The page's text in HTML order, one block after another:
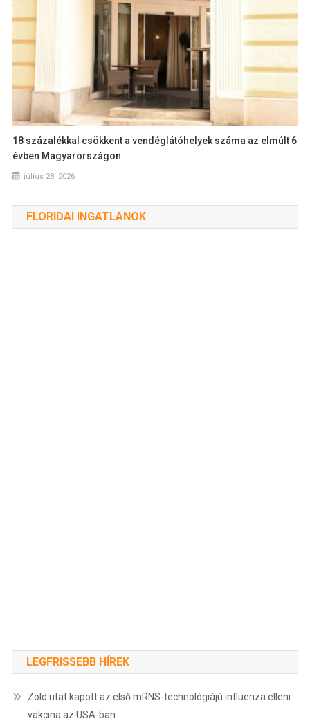
18 százalékkal csökkent a vendéglátóhelyek száma az elmúlt 6
évben Magyarországon
július 28, 2026
FLORIDAI INGATLANOK
LEGFRISSEBB HÍREK
Zöld utat kapott az első mRNS-technológiájú influenza elleni
vakcina az USA-ban